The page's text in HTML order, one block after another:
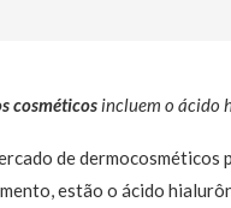
cosméticosincluem o ácido
de
estão o ácido